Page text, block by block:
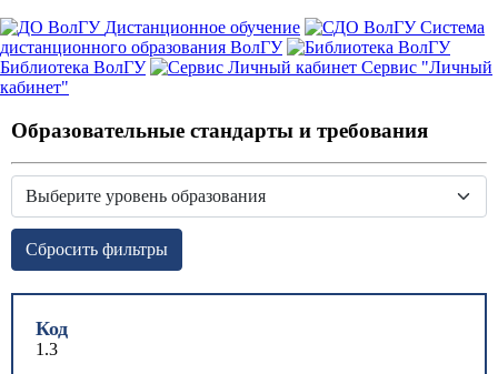
Дистанционное обучение
Система
дистанционного образования ВолГУ
Библиотека ВолГУ
Сервис "Личный
кабинет"
Образовательные стандарты и требования
Сбросить фильтры
Код
1.3